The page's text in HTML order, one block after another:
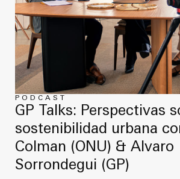
PODCAST
GP Talks: Perspectivas
sostenibilidad urbana
Colman (ONU) & Alvaro
Sorrondegui (GP)